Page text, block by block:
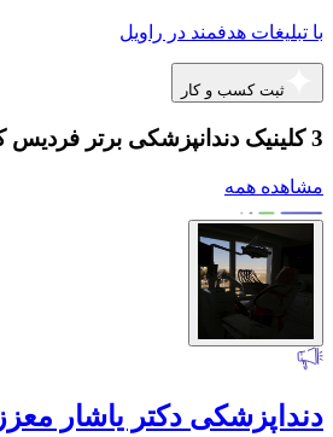
با تبلیغات هدفمند در راویل
ثبت کسب و کار
3 کلینیک دندانپزشکی برتر فردیس کرج
مشاهده همه
دنداپزشکی دکتر یاشار معزز